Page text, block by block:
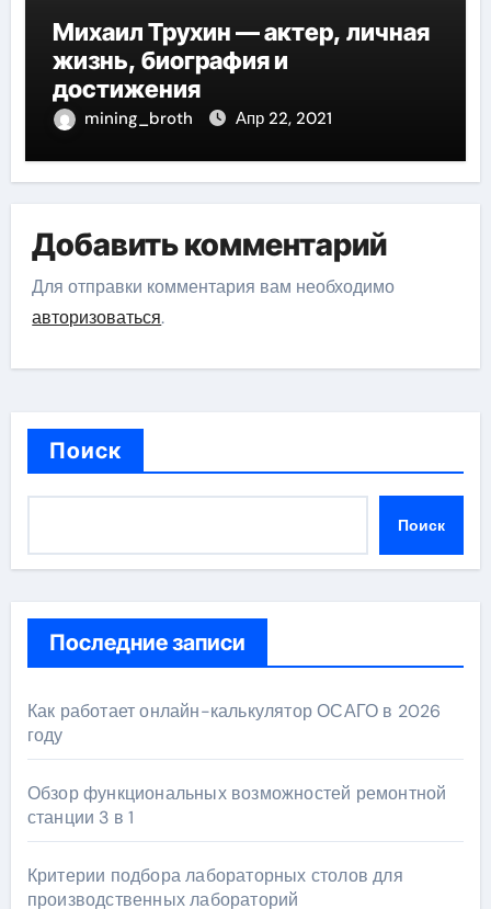
Михаил Трухин — актер, личная
жизнь, биография и
достижения
mining_broth Апр 22, 2021
Добавить комментарий
Для отправки комментария вам необходимо
авторизоваться.
Поиск
Поиск
Последние записи
Как работает онлайн-калькулятор ОСАГО в 2026
году
Обзор функциональных возможностей ремонтной
станции 3 в 1
Критерии подбора лабораторных столов для
производственных лабораторий